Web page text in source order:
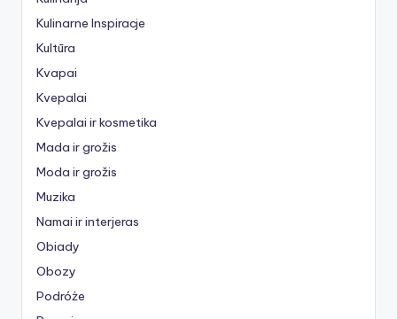
Kulinarne Inspiracje
Kultūra
Kvapai
Kvepalai
Kvepalai ir kosmetika
Mada ir grožis
Moda ir grožis
Muzika
Namai ir interjeras
Obiady
Obozy
Podróże